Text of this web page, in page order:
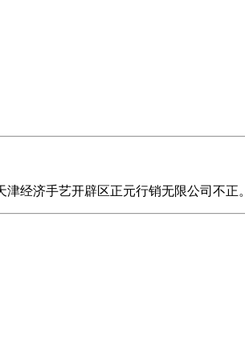
经济手艺开辟区正元行销无限公司不正